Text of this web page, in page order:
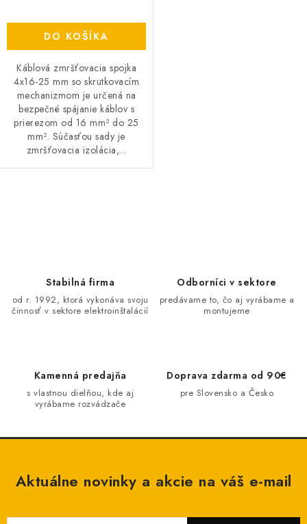
DO KOŠÍKA
Káblová zmršťovacia spojka
4x16-25 mm so skrutkovacím
mechanizmom je určená na
bezpečné spájanie káblov s
prierezom od 16 mm² do 25
mm². Súčasťou sady je
zmršťovacia izolácia,...
a
c
y
i
Stabilná firma
od r. 1992, ktorá vykonáva svoju
činnosť v sektore elektroinštalácií
Odborníci v sektore
predávame to, čo aj vyrábame a
montujeme
Kamenná predajňa
s vlastnou dielňou, kde aj
vyrábame rozvádzače
Doprava zdarma od 90€
pre Slovensko a Česko
Aktuálne novinky a akcie na váš e-mail